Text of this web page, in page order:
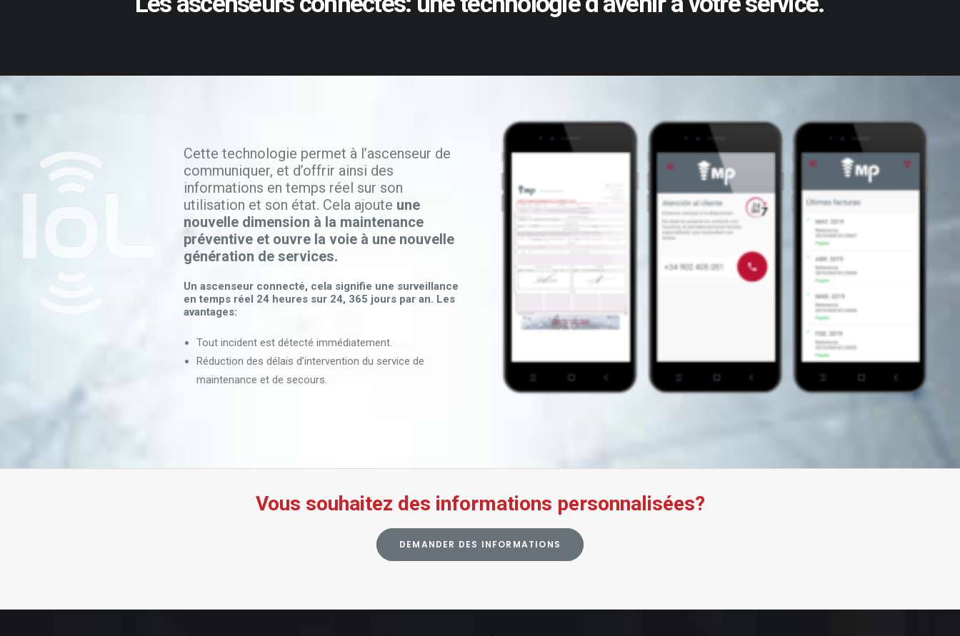
Cette technologie permet à l’ascenseur de
communiquer, et d’offrir ainsi des
informations en temps réel sur son
utilisation et son état. Cela ajoute une
nouvelle dimension à la maintenance
préventive et ouvre la voie à une nouvelle
génération de services.
Un ascenseur connecté, cela signifie une surveillance
en temps réel 24 heures sur 24, 365 jours par an. Les
avantages:
Tout incident est détecté immédiatement.
Réduction des délais d’intervention du service de
maintenance et de secours.
Vous souhaitez des informations personnalisées?
DEMANDER DES INFORMATIONS